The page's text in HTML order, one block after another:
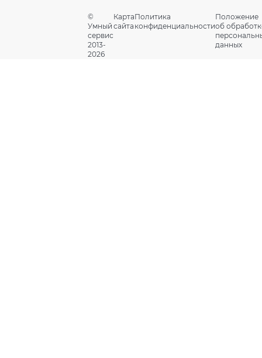
©
Умный
сервис
2013-
2026
Карта
сайта
Политика
конфиденциальности
Положение
об
данных